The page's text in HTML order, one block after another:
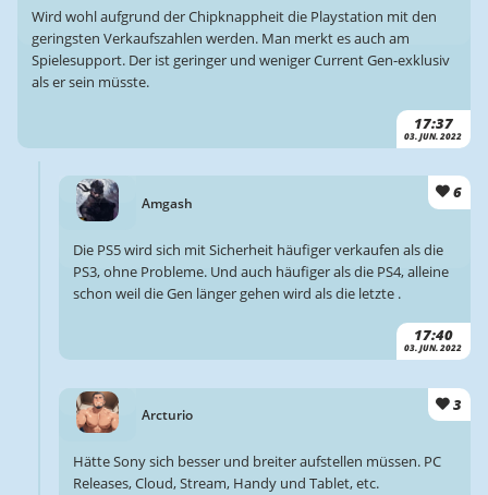
17:37
03. JUN. 2022
Wird wohl aufgrund der Chipknappheit die Playstation mit den
geringsten Verkaufszahlen werden. Man merkt es auch am
Spielesupport. Der ist geringer und weniger Current Gen-exklusiv
als er sein müsste.
Amgash
6
17:40
03. JUN. 2022
Die PS5 wird sich mit Sicherheit häufiger verkaufen als die
PS3, ohne Probleme. Und auch häufiger als die PS4, alleine
schon weil die Gen länger gehen wird als die letzte .
Arcturio
3
Hätte Sony sich besser und breiter aufstellen müssen. PC
Releases, Cloud, Stream, Handy und Tablet, etc.